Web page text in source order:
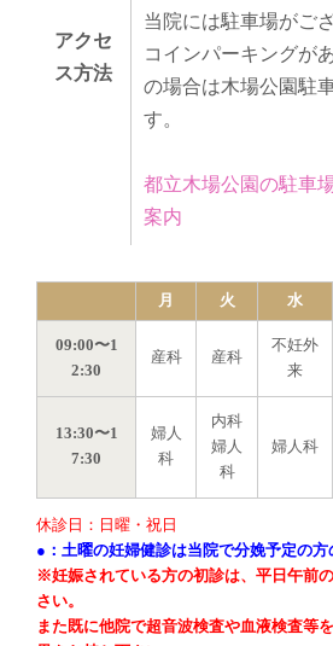
アクセ
ス方法
当院には駐車場がご
コインパーキングが
の場合は木場公園駐
す。
都立木場公園の駐車
案内
休診日：日曜・祝日
●：土曜の妊婦健診は当院で分娩予定の方
※妊娠されている方の初診は、平日午前
さい。
また既に他院で超音波検査や血液検査等
月 火 水
09:00〜1
2:30
産科 産科
不妊外
来
13:30〜1
7:30
婦人
科
内科
婦人
科
婦人科